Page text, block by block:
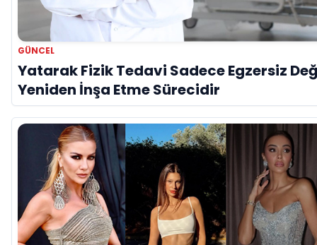
GÜNCEL
Yatarak Fizik Tedavi Sadece Egzersiz
Yeniden İnşa Etme Sürecidir